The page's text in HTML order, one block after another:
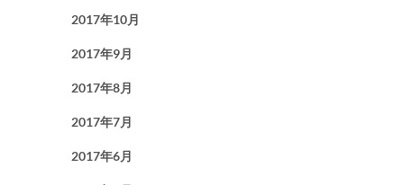
2017年10月
2017年9月
2017年8月
2017年7月
2017年6月